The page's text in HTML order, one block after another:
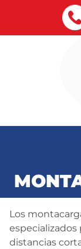
Los
especializados
distancias